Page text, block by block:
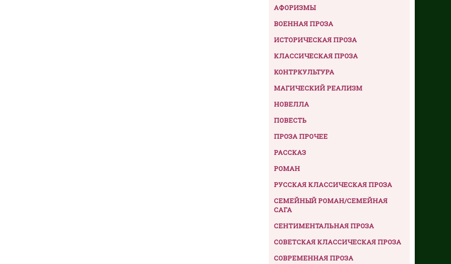
АФОРИЗМЫ
ВОЕННАЯ ПРОЗА
ИСТОРИЧЕСКАЯ ПРОЗА
КЛАССИЧЕСКАЯ ПРОЗА
КОНТРКУЛЬТУРА
МАГИЧЕСКИЙ РЕАЛИЗМ
НОВЕЛЛА
ПОВЕСТЬ
ПРОЗА ПРОЧЕЕ
РАССКАЗ
РОМАН
РУССКАЯ КЛАССИЧЕСКАЯ ПРОЗА
СЕМЕЙНЫЙ РОМАН/СЕМЕЙНАЯ
САГА
СЕНТИМЕНТАЛЬНАЯ ПРОЗА
СОВЕТСКАЯ КЛАССИЧЕСКАЯ ПРОЗА
СОВРЕМЕННАЯ ПРОЗА